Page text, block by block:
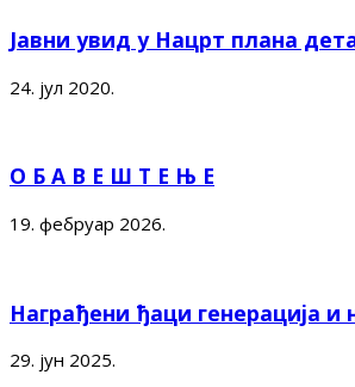
Јавни увид у Нацрт плана
24. јул 2020.
О Б А В Е Ш Т Е Њ Е
19. фебруар 2026.
Награђени ђаци генерација
29. јун 2025.